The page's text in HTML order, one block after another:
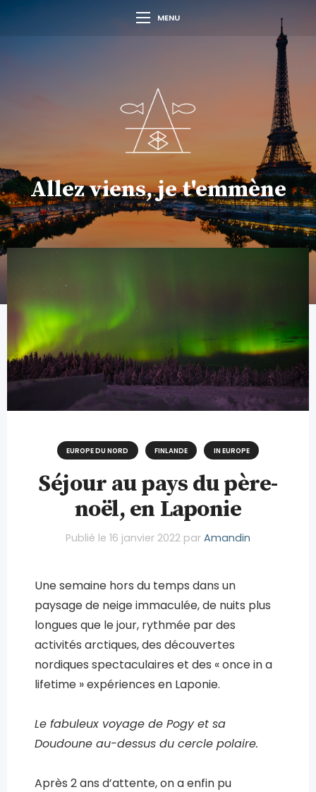
MENU
Allez viens, je t'emmène
EUROPE DU NORD FINLANDE IN EUROPE
Séjour au pays du père-
noël, en Laponie
Publié le 16 janvier 2022 par Amandin
Une semaine hors du temps dans un
paysage de neige immaculée, de nuits plus
longues que le jour, rythmée par des
activités arctiques, des découvertes
nordiques spectaculaires et des « once in a
lifetime » expériences en Laponie.
Le fabuleux voyage de Pogy et sa
Doudoune au-dessus du cercle polaire.
Après 2 ans d’attente, on a enfin pu